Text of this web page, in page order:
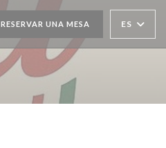
RESERVAR UNA MESA ES